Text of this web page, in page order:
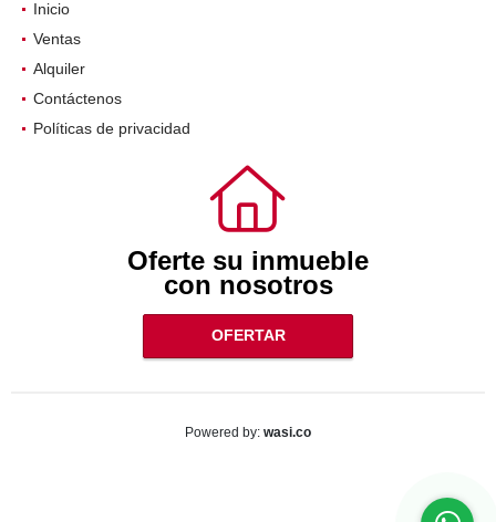
INFORMACIÓN
Inicio
Ventas
Alquiler
Contáctenos
Oferte su inmueble
con nosotros
OFERTAR